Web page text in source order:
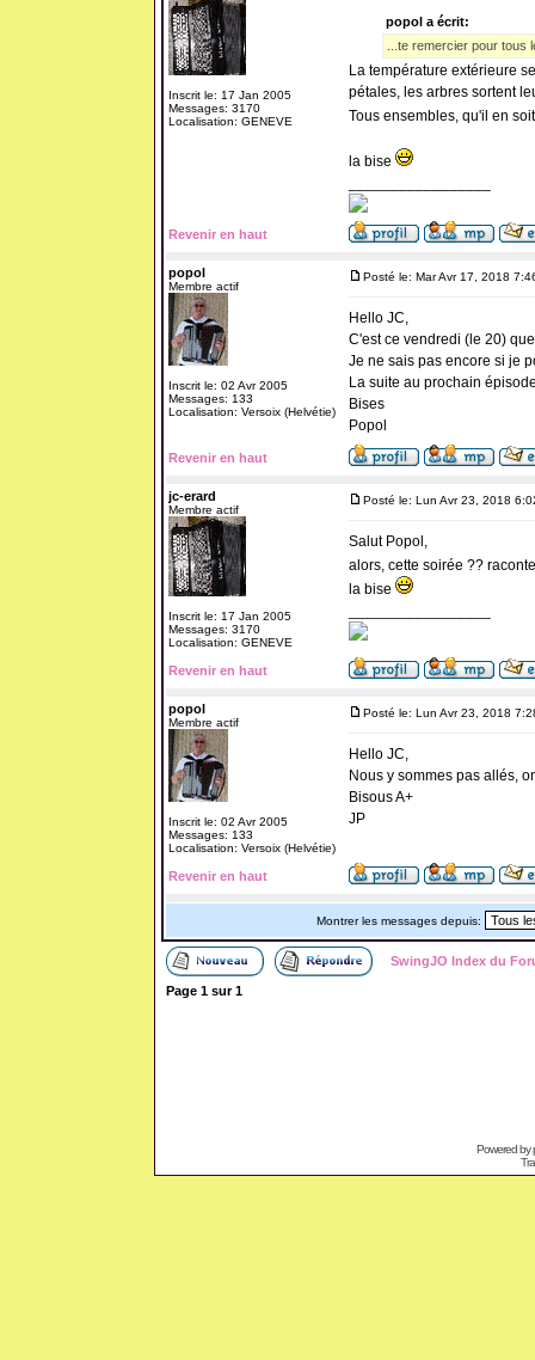
Inscrit le: 17 Jan 2005
Messages: 3170
Localisation: GENEVE
popol a écrit:
...te remercier pour
La température extérieure
pétales, les arbres sortent
Tous ensembles, qu'il en
la bise
Revenir en haut
popol
Membre actif
Inscrit le: 02 Avr 2005
Messages: 133
Localisation: Versoix (Helvétie)
Posté le: Mar Avr 17, 2018
Hello JC,
C'est ce vendredi (le 20)
Je ne sais pas encore si je
La suite au prochain
Bises
Popol
Revenir en haut
jc-erard
Membre actif
Inscrit le: 17 Jan 2005
Messages: 3170
Localisation: GENEVE
Posté le: Lun Avr 23, 2018
Salut Popol,
alors, cette soirée ??
la bise
Revenir en haut
popol
Membre actif
Inscrit le: 02 Avr 2005
Messages: 133
Localisation: Versoix (Helvétie)
Posté le: Lun Avr 23, 2018
Hello JC,
Nous y sommes pas allés,
Bisous A+
JP
Revenir en haut
Montrer les messages depuis:
SwingJO Index du
Page 1sur1
Powered by